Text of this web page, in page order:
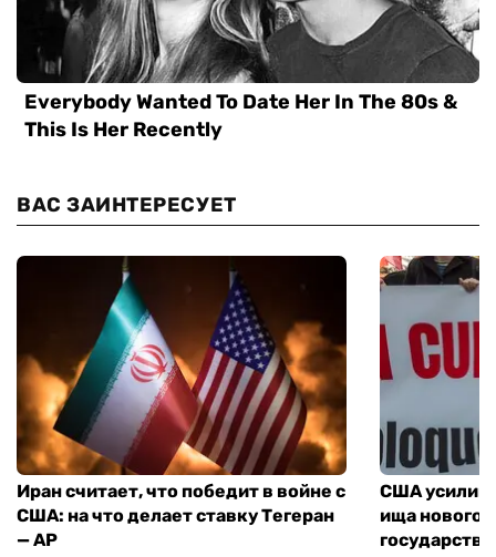
ВАС ЗАИНТЕРЕСУЕТ
Иран считает, что победит в войне с
США: на что делает ставку Тегеран
— AP
США
ища нового